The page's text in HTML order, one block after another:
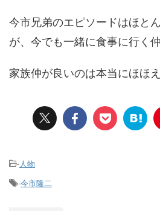
今市兄弟のエピソードはほと
が、今でも一緒に食事に行く
家族仲が良いのは本当にほほ
-人物
-今市隆二